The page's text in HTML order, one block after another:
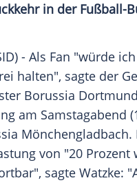
in der Fußball-
- Als Fan "würde
halten", sagte der
Borussia Dortmund
am Samstagabend
Mönchengladbach.
von "20 Prozent
sagte Watzke: